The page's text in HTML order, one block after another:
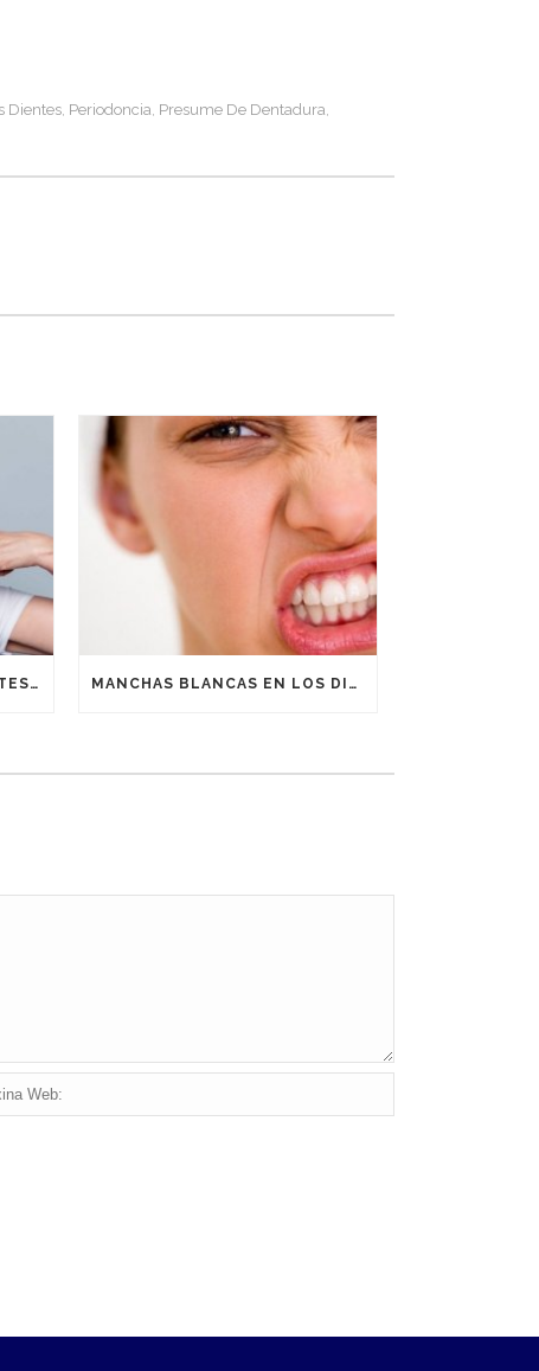
Dientes, Periodoncia, Presume De Dentadura,
CÓMO CUIDAR TUS IMPLANTES DENTALES MANCHAS BLANCAS EN LOS DIENTES: ¿CÓMO ELIMINARLAS?